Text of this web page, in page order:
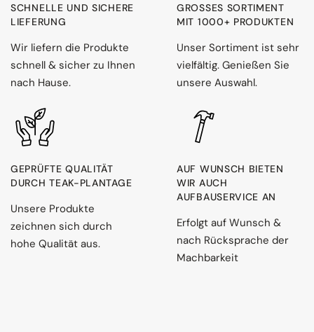
SCHNELLE UND SICHERE
LIEFERUNG
Wir liefern die Produkte
schnell & sicher zu Ihnen
nach Hause.
GROSSES SORTIMENT M
IT 1000+ PRODUKTEN
Unser Sortiment ist sehr
vielfältig. Genießen Sie
unsere Auswahl.
GEPRÜFTE QUALITÄT
DURCH TEAK-PLANTAGE
Unsere Produkte
zeichnen sich durch
hohe Qualität aus.
AUF WUNSCH BIETEN
WIR AUCH
AUFBAUSERVICE AN
Erfolgt auf Wunsch &
nach Rücksprache der
Machbarkeit